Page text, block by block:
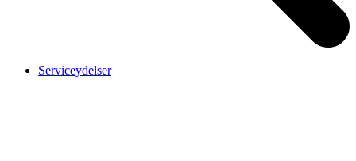
Serviceydelser